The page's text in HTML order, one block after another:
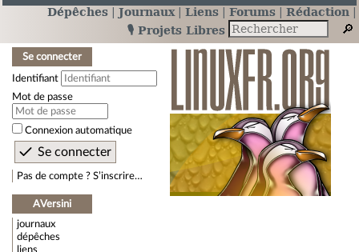
Dépêches Journaux Liens Forums
Rédaction
🎙️ Projets Libres
Se connecter
Identifiant
Mot de passe
Connexion automatique
Pas de compte ? S’inscrire…
AVersini
journaux
dépêches
liens